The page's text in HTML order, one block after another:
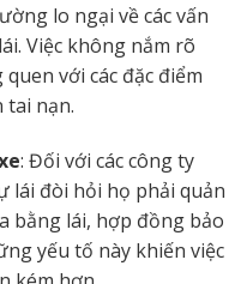
lo ngại về các vấn
Việc không nắm rõ
với các đặc điểm
tai nạn.
: Đối với các công ty
lái đòi hỏi họ phải quản
bằng lái, hợp đồng bảo
yếu tố này khiến việc